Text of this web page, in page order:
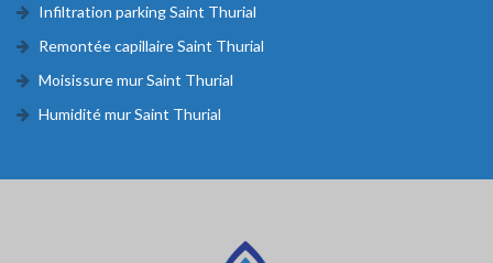
Infiltration parking Saint Thurial
Remontée capillaire Saint Thurial
Moisissure mur Saint Thurial
Humidité mur Saint Thurial